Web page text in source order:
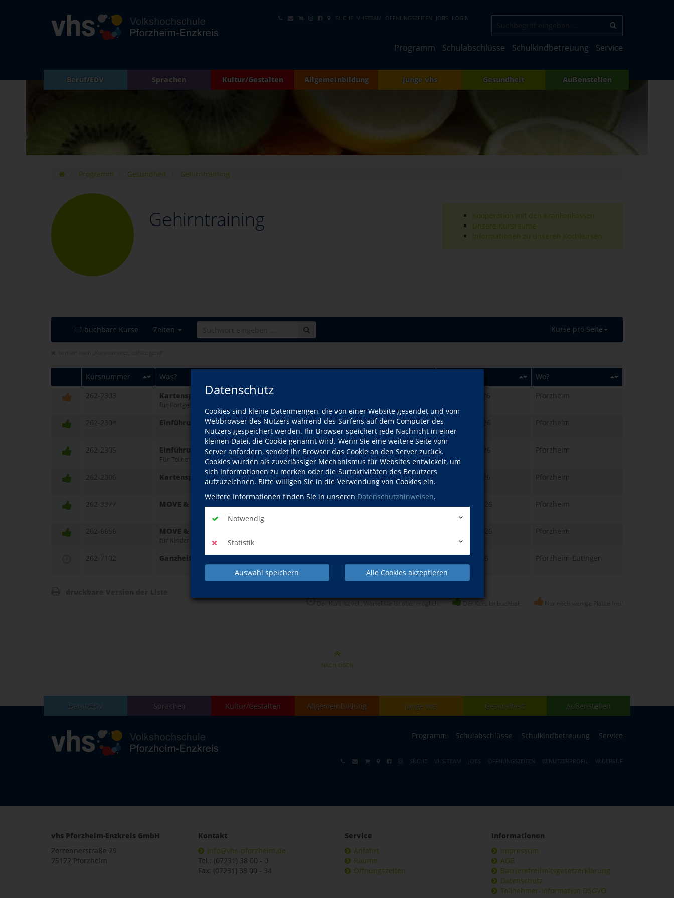
Datenschutz
Cookies sind kleine Datenmengen, die von einer Website gesendet und vom
Webbrowser des Nutzers während des Surfens auf dem Computer des
Nutzers gespeichert werden. Ihr Browser speichert jede Nachricht in einer
kleinen Datei, die Cookie genannt wird. Wenn Sie eine weitere Seite vom
Server anfordern, sendet Ihr Browser das Cookie an den Server zurück.
Cookies wurden als zuverlässiger Mechanismus für Websites entwickelt, um
sich Informationen zu merken oder die Surfaktivitäten des Benutzers
aufzuzeichnen. Bitte willigen Sie in die Verwendung von Cookies ein.
Weitere Informationen finden Sie in unseren Datenschutzhinweisen.
Notwendig
Statistik
Auswahl speichern Alle Cookies akzeptieren
SUCHE VHSTEAM ÖFFNUNGSZEITEN JOBS LOGIN
Programm Schulabschlüsse Schulkindbetreuung Service
Beruf/EDV Sprachen Kultur/Gestalten Allgemeinbildung junge vhs Gesundheit Außenstellen
Programm Gesundheit Gehirntraining
Gehirntraining
Kooperation mit den Krankenkassen
Unsere Kursräume
Informationen zu unseren Kochkursen
buchbare Kurse Zeiten Kurse pro Seite
Kursnummer Was?
Wo?
262-2303
Kartenspiel Bridge
für Fortgeschrittene
Mi., 23.09.2026 Pforzheim
262-2304 Einführung in das Kartenspiel Skat - Basics für Anfänger Do., 24.09.2026
18:00 Uhr
Pforzheim
262-2305 Einführung in das Kartenspiel Skat - Technik, Taktik, Tricks
Für Teilnehmer mit Vorkenntnissen
Do., 12.11.2026
18:00 Uhr
Pforzheim
262-2306 Kartenspiel Bridge - Für Anfänger Mi., 07.10.2026 Pforzheim
262-3377 MOVE & MIND für Senioren - Mit Freude in Bewegung bleiben Mo., 05.10.2026 Pforzheim
262-6656 MOVE & MIND für kids - In Bewegung wachsen
für Kinder von 6-10 Jahren
Mo., 05.10.2026
15:45 Uhr
Pforzheim
262-7102 Ganzheitliches Gedächtnistraining ab 55+ Fr., 18.09.2026
09:00 Uhr
Pforzheim-Eutingen
Der Kurs ist voll, Warteliste ist aber möglich. Der Kurs ist buchbar!
NACH OBEN
Beruf/EDV Sprachen Kultur/Gestalten Allgemeinbildung junge vhs Gesundheit Außenstellen
Programm Schulabschlüsse Schulkindbetreuung Service
SUCHE VHS-TEAM JOBS ÖFFNUNGSZEITEN BENUTZERPROFIL WIDERRUF
vhs Pforzheim-Enzkreis GmbH
Zerrennerstraße 29
75172 Pforzheim
Kontakt
info@vhs-pforzheim.de
Tel.: (07231) 38 00 - 0
Fax: (07231) 38 00 - 34
Service
Anfahrt
Räume
Öffnungszeiten
Informationen
Impressum
AGB
Barrierefreiheitsgesetzerklärung
Datenschutz
Teilnehmer-Information DSGVO